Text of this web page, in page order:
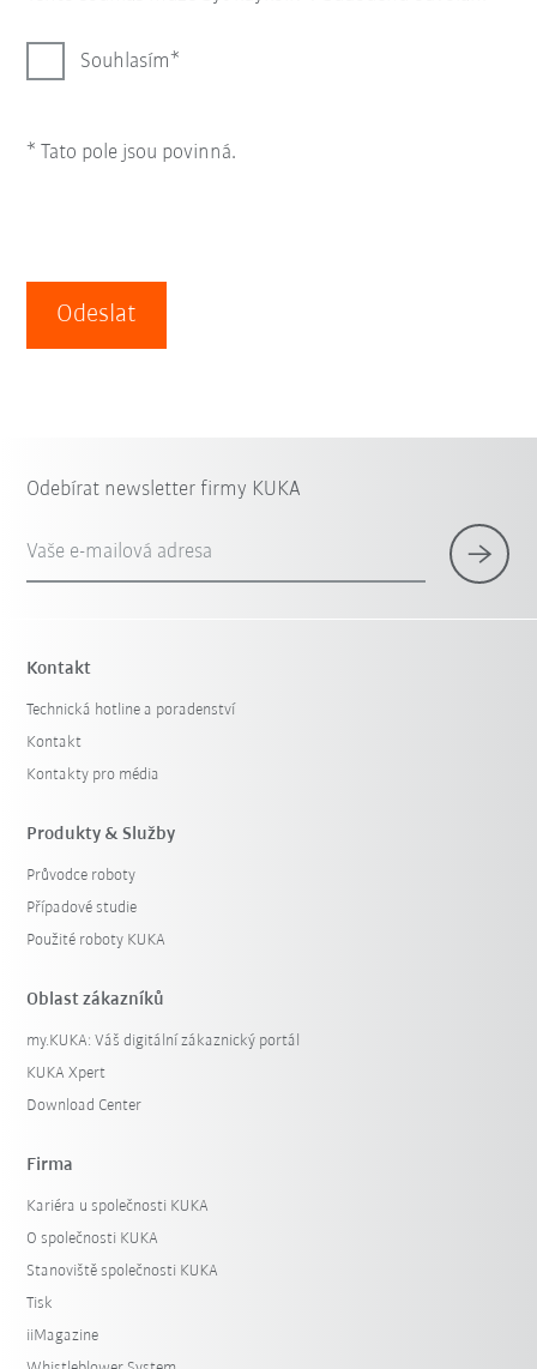
Souhlasím
* Tato pole jsou povinná.
Odeslat
Odebírat newsletter firmy KUKA
Vaše e-mailová adresa
Kontakt
Technická hotline a poradenství
Kontakt
Kontakty pro média
Produkty & Služby
Průvodce roboty
Případové studie
Použité roboty KUKA
Oblast zákazníků
my.KUKA: Váš digitální zákaznický portál
KUKA Xpert
Download Center
Firma
Kariéra u společnosti KUKA
O společnosti KUKA
Stanoviště společnosti KUKA
Tisk
iiMagazine